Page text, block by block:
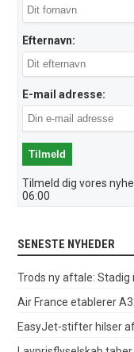
Efternavn:
E-mail adresse:
Tilmeld dig vores
06:00
SENESTE NYHEDER
Trods ny aftale:
Air France etablerer
EasyJet-stifter hilser